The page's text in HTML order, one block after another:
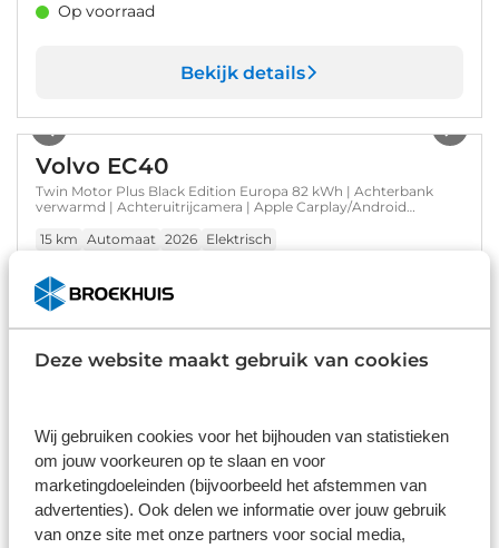
Deze website maakt gebruik van cookies
Wij gebruiken cookies voor het bijhouden van statistieken
om jouw voorkeuren op te slaan en voor
marketingdoeleinden (bijvoorbeeld het afstemmen van
advertenties). Ook delen we informatie over jouw gebruik
van onze site met onze partners voor social media,
Op voorraad
Bekijk details
Volvo EC40
Twin Motor Plus Black Edition Europa 82 kWh | Achterbank
verwarmd | Achteruitrijcamera | Apple Carplay/Android
15 km Automaat 2026 Elektrisch
€ 55.935
Prijs is inclusief BTW, BPM, leges, verwijderingsbijdrage en
rijklaarmaakkosten.
Op voorraad
Volvo EX90
Twin Motor Ultra 7p. 111 kWh | NEW CORE COMPUTER | 21"